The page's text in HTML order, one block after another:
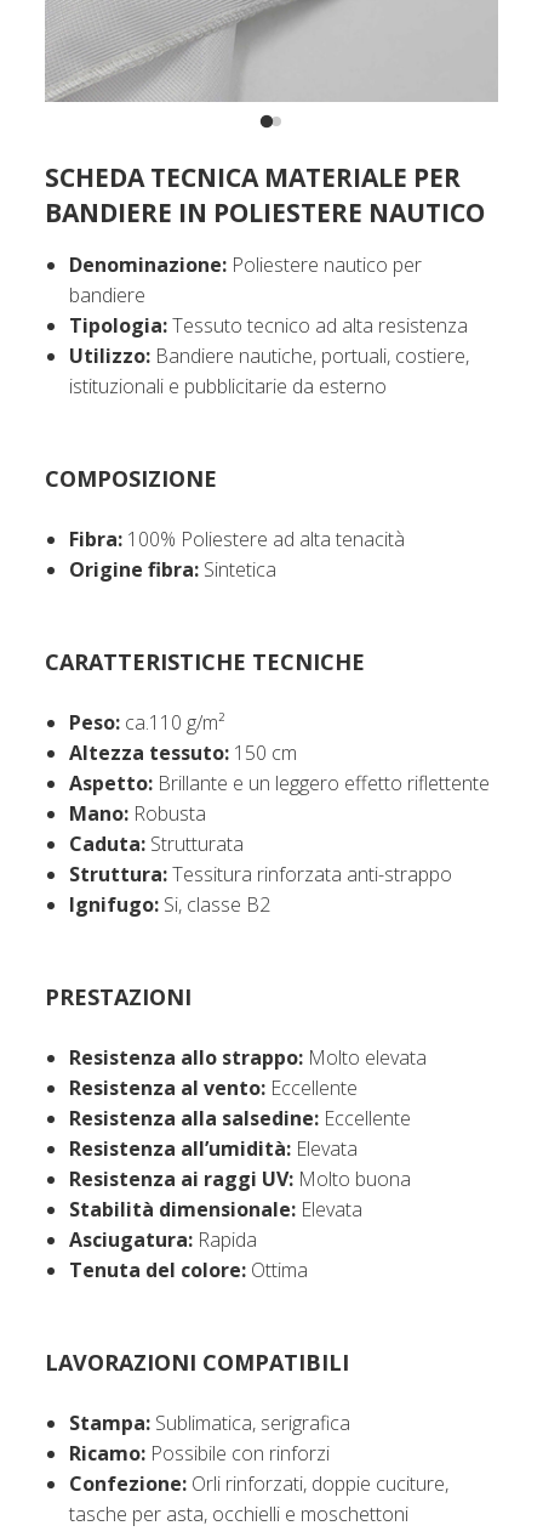
SCHEDA TECNICA MATERIALE PER
BANDIERE IN POLIESTERE NAUTICO
Denominazione: Poliestere nautico per
bandiere
Tipologia:Tessuto tecnico ad alta resistenza
Utilizzo: Bandiere nautiche, portuali, costiere,
istituzionali e pubblicitarie da esterno
COMPOSIZIONE
Fibra: 100% Poliestere ad alta tenacità
Origine fibra: Sintetica
CARATTERISTICHE TECNICHE
Peso: ca.110 g/m²
Altezza tessuto: 150 cm
Aspetto: Brillante e un leggero effetto riflettente
Mano: Robusta
Caduta: Strutturata
Struttura:Tessitura rinforzata anti-strappo
Ignifugo: Si, classe B2
PRESTAZIONI
Resistenza allo strappo: Molto elevata
Resistenza al vento: Eccellente
Resistenza alla salsedine: Eccellente
Resistenza all’umidità: Elevata
Resistenza ai raggi UV: Molto buona
Stabilità dimensionale: Elevata
Asciugatura: Rapida
Tenuta del colore: Ottima
LAVORAZIONI COMPATIBILI
Stampa: Sublimatica, serigrafica
Ricamo: Possibile con rinforzi
Confezione: Orli rinforzati, doppie cuciture,
tasche per asta, occhielli e moschettoni